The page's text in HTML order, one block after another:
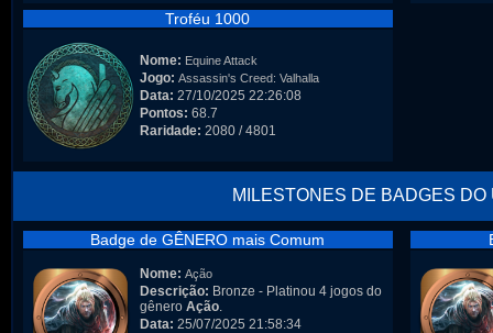
Troféu 1000
Nome: Equine Attack
Jogo: Assassin's Creed: Valhalla
Data: 27/10/2025 22:26:08
Pontos: 68.7
Raridade: 2080 / 4801
MILESTONES DE BADGES DO
Badge de GÊNERO mais Comum
Nome: Ação
Descrição: Bronze - Platinou 4 jogos do
gênero Ação.
Data: 25/07/2025 21:58:34